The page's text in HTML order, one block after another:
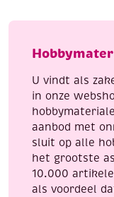
heel
sieraden
loomen!
aantal
U vindt als
in onze
aanbod met
sluit op alle
het grootste
10.000
als voordeel